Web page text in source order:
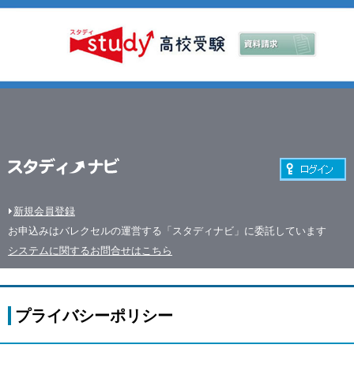
新規会員登録
お申込みはバレクセルの運営する「スタディナビ」に委託しています
システムに関するお問合せはこちら
プライバシーポリシー